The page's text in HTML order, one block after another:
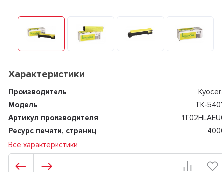
Характеристики
Производитель
Модель
TK-
Артикул производителя
Ресурс печати, страниц
Все характеристики